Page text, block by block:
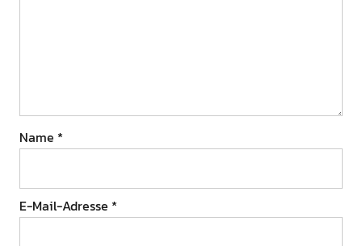
Name *
E-Mail-Adresse *